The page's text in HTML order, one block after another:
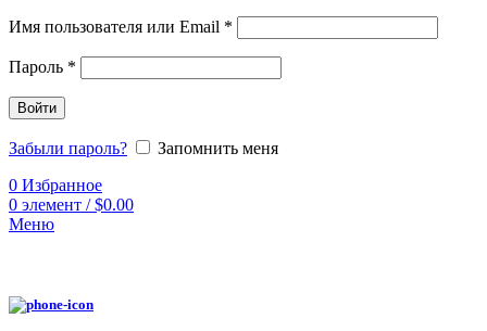
Имя пользователя или Email *
Пароль *
Войти
Забыли пароль?
Запомнить меня
0 Избранное
0 элемент / $0.00
Меню